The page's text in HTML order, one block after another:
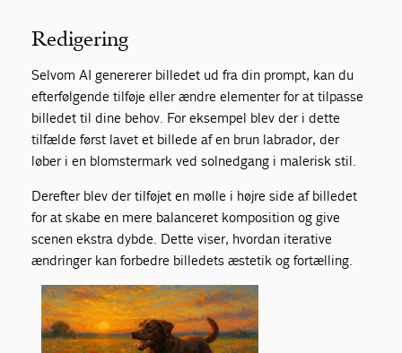
Redigering
Selvom AI genererer billedet ud fra din prompt, kan du
efterfølgende tilføje eller ændre elementer for at tilpasse
billedet til dine behov. For eksempel blev der i dette
tilfælde først lavet et billede af en brun labrador, der
løber i en blomstermark ved solnedgang i malerisk stil.
Derefter blev der tilføjet en mølle i højre side af billedet
for at skabe en mere balanceret komposition og give
scenen ekstra dybde. Dette viser, hvordan iterative
ændringer kan forbedre billedets æstetik og fortælling.